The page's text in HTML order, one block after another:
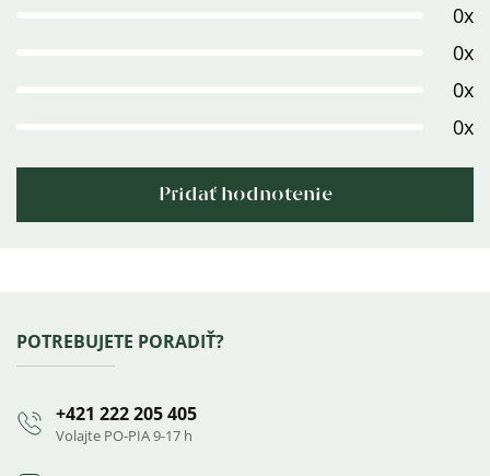
0x
0x
0x
0x
Pridať hodnotenie
Zápätie
POTREBUJETE PORADIŤ?
+421 222 205 405
Volajte PO-PIA 9-17 h